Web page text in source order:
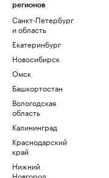
регионов
Санкт-Петербург
и область
Екатеринбург
Новосибирск
Омск
Башкортостан
Вологодская
область
Калининград
Краснодарский
край
Нижний
Новгород